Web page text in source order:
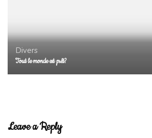
Divers
Tout le monde est prêt?
Leave a Reply